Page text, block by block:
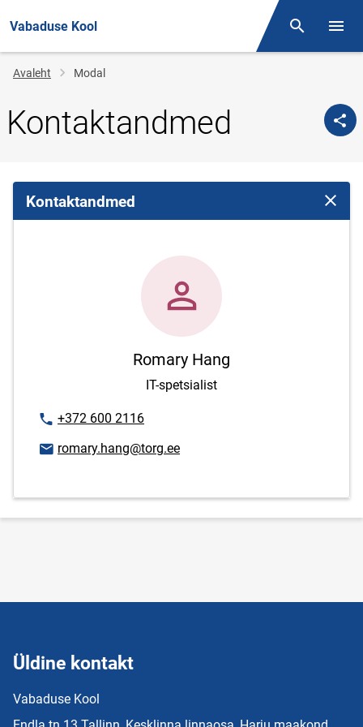
Vabaduse Kool Otsing
Jälglink
Avaleht Modal
Kontaktandmed
Kontaktandmed Sulge
Romary Hang
IT-spetsialist
Telefoninumber
+372 600 2116
E-posti aadress
romary.hang@torg.ee
Üldine kontakt
Vabaduse Kool